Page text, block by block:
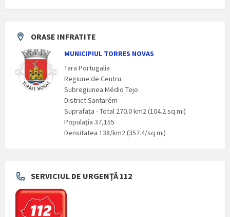
ORASE INFRATITE
MUNICIPIUL TORRES NOVAS
Tara Portugalia
Regiune de Centru
Subregiunea Médio Tejo
District Santarém
Suprafaţa - Total 270.0 km2 (104.2 sq mi)
Populaţia 37,155
Densitatea 138/km2 (357.4/sq mi)
SERVICIUL DE URGENȚĂ 112